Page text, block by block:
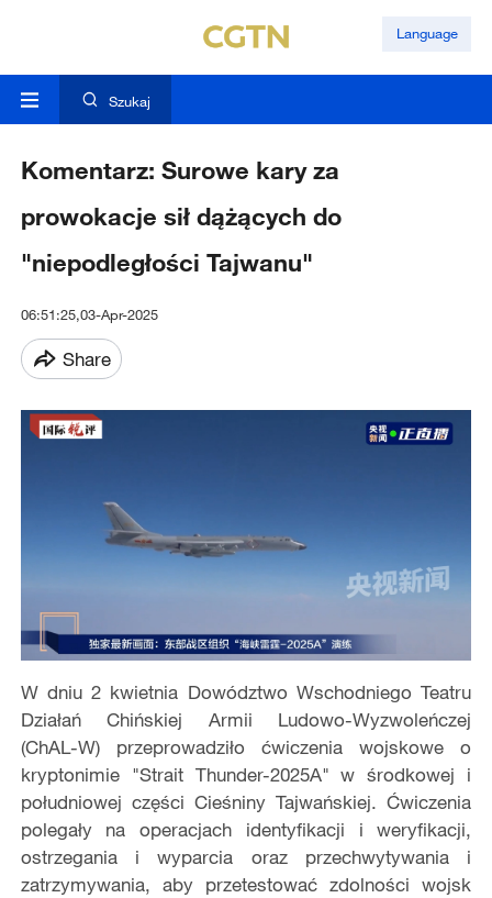
Language
Szukaj
Komentarz: Surowe kary za
prowokacje sił dążących do
"niepodległości Tajwanu"
06:51:25,03-Apr-2025
Share
W dniu 2 kwietnia Dowództwo Wschodniego Teatru
Działań Chińskiej Armii Ludowo-Wyzwoleńczej
(ChAL-W) przeprowadziło ćwiczenia wojskowe o
kryptonimie "Strait Thunder-2025A" w środkowej i
południowej części Cieśniny Tajwańskiej. Ćwiczenia
polegały na operacjach identyfikacji i weryfikacji,
ostrzegania i wyparcia oraz przechwytywania i
zatrzymywania, aby przetestować zdolności wojsk